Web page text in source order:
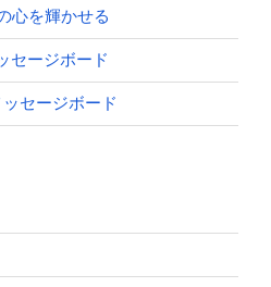
心を輝かせる
セージボード
セージボード